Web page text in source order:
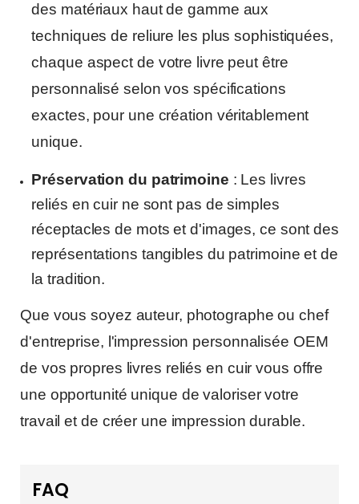
des matériaux haut de gamme aux
techniques de reliure les plus sophistiquées,
chaque aspect de votre livre peut être
personnalisé selon vos spécifications
exactes, pour une création véritablement
unique.
Préservation du patrimoine : Les livres
reliés en cuir ne sont pas de simples
réceptacles de mots et d'images, ce sont des
représentations tangibles du patrimoine et de
la tradition.
Que vous soyez auteur, photographe ou chef
d'entreprise, l'impression personnalisée OEM
de vos propres livres reliés en cuir vous offre
une opportunité unique de valoriser votre
travail et de créer une impression durable.
FAQ